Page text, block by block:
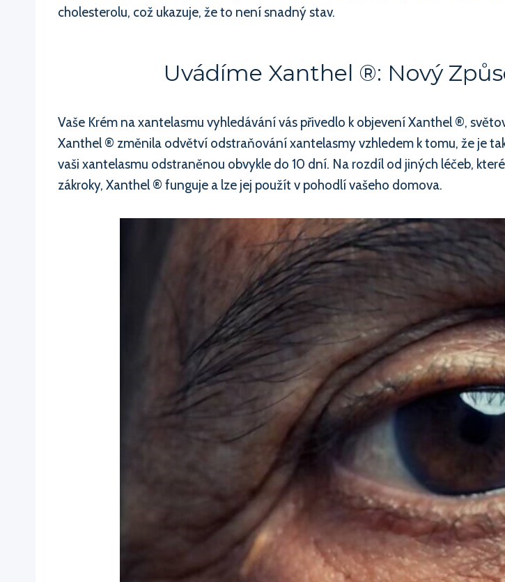
cholesterolu, což ukazuje, že to není snadný stav.
Uvádíme Xanthel ®: Nový
Vaše Krém na xantelasmu vyhledávání vás přivedlo k objevení Xanthel ®,
Xanthel ® změnila odvětví odstraňování xantelasmy vzhledem k tomu, že je
vaši xantelasmu odstraněnou obvykle do 10 dní. Na rozdíl od jiných léčeb,
zákroky, Xanthel ® funguje a lze jej použít v pohodlí vašeho domova.